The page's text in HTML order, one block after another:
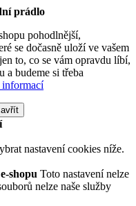
prádlo
pohodlnější,
se dočasně uloží ve vašem
to, co se vám opravdu líbí,
a budeme si třeba
nastavení cookies níže.
shopu Toto nastavení nelze
nelze naše služby